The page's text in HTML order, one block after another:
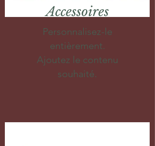
Accessoires
Personnalisez-le
entièrement.
Ajoutez le contenu
souhaité.